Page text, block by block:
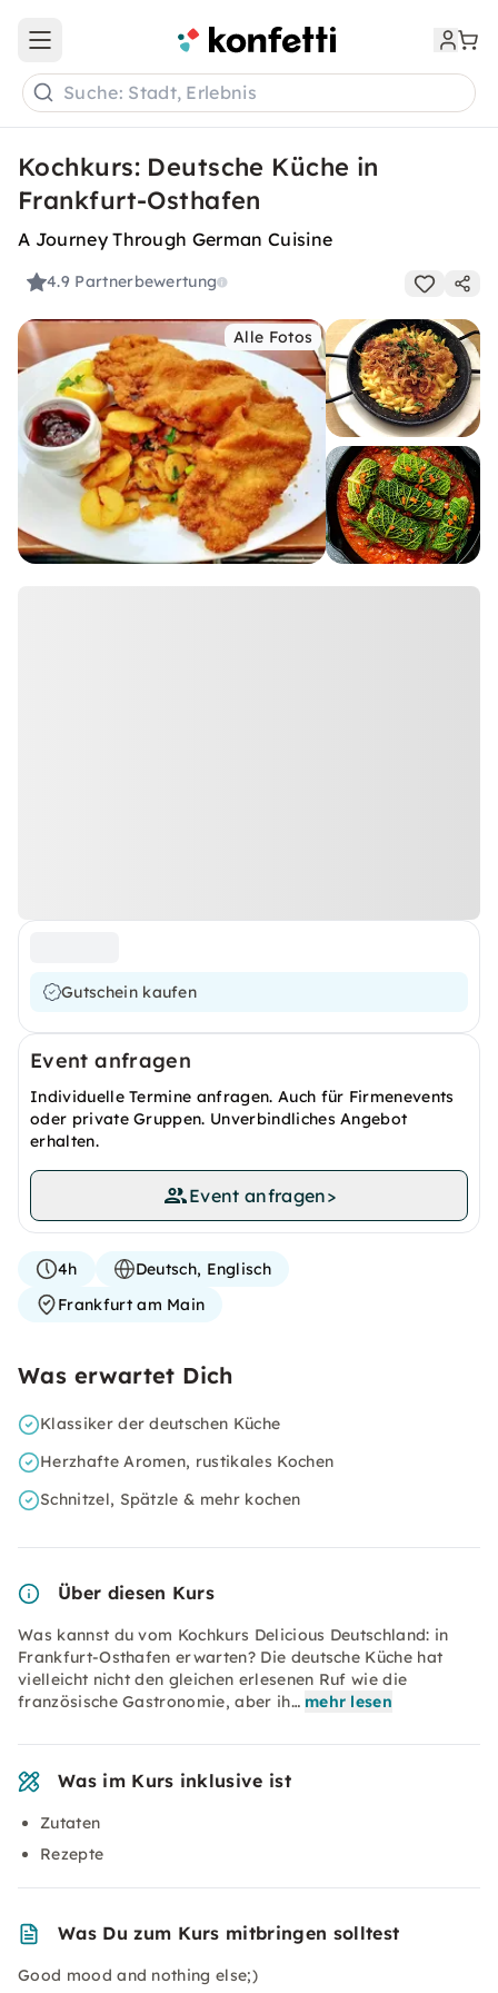
Open main menu
Suche: Stadt, Erlebnis
Kochkurs: Deutsche Küche in
Frankfurt-Osthafen
A Journey Through German Cuisine
4.9 Partnerbewertung
Alle Fotos
Gutschein kaufen
Event anfragen
Individuelle Termine anfragen. Auch für Firmenevents
oder private Gruppen. Unverbindliches Angebot
erhalten.
Event anfragen>
4h
Deutsch, Englisch
Frankfurt am Main
Was erwartet Dich
Klassiker der deutschen Küche
Herzhafte Aromen, rustikales Kochen
Schnitzel, Spätzle & mehr kochen
Über diesen Kurs
Was kannst du vom Kochkurs Delicious Deutschland: in
Frankfurt-Osthafen erwarten? Die deutsche Küche hat
vielleicht nicht den gleichen erlesenen Ruf wie die
französische Gastronomie, aber ih… mehr lesen
Was im Kurs inklusive ist
Zutaten
Rezepte
Was Du zum Kurs mitbringen solltest
Good mood and nothing else;)